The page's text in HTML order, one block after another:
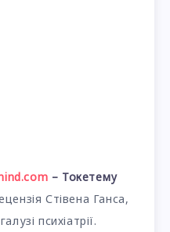
– Токетему
Стівена Ганса,
психіатрії.